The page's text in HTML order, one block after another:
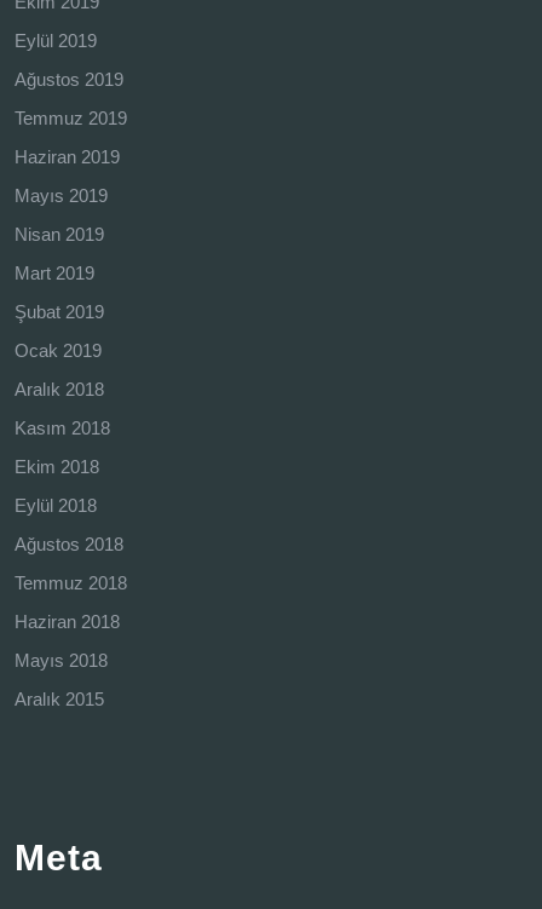
Eylül 2019
Ağustos 2019
Temmuz 2019
Haziran 2019
Mayıs 2019
Nisan 2019
Mart 2019
Şubat 2019
Ocak 2019
Aralık 2018
Kasım 2018
Ekim 2018
Eylül 2018
Ağustos 2018
Temmuz 2018
Haziran 2018
Mayıs 2018
Aralık 2015
Meta